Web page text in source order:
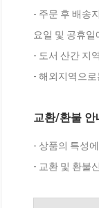
- 주문 후 배송
요일 및 공휴
- 도서 산간 지
- 해외지역으
교환/환불 안
- 상품의 특성
- 교환 및 환불